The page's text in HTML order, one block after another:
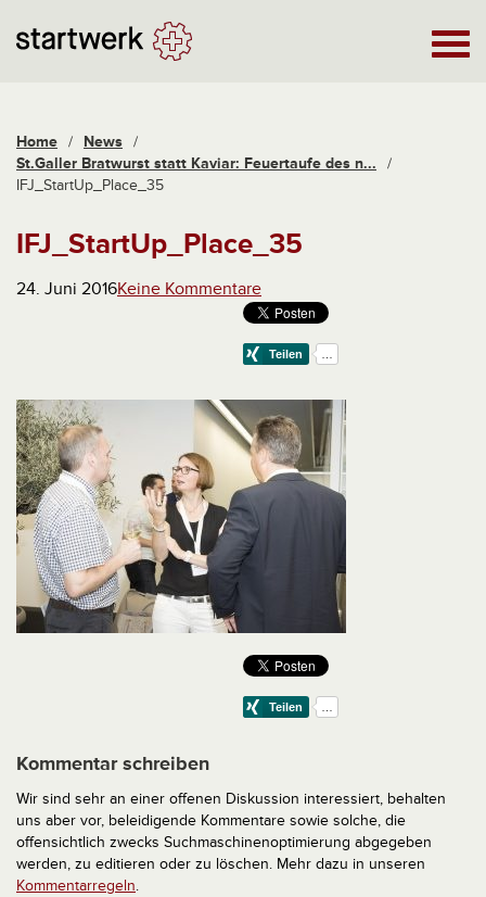
Home / News /
St.Galler Bratwurst statt Kaviar: Feuertaufe des n...
/
IFJ_StartUp_Place_35
IFJ_StartUp_Place_35
24. Juni 2016Keine Kommentare
Kommentar schreiben
Wir sind sehr an einer offenen Diskussion interessiert, behalten
uns aber vor, beleidigende Kommentare sowie solche, die
offensichtlich zwecks Suchmaschinenoptimierung abgegeben
werden, zu editieren oder zu löschen. Mehr dazu in unseren
Kommentarregeln.